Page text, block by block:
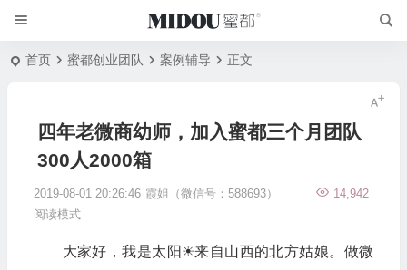
首页 蜜都创业团队 案例辅导 正文
四年老微商幼师，加入蜜都三个月团队
300人2000箱
2019-08-01 20:26:46 霞姐（微信号：588693）
14,942
阅读模式
大家好，我是太阳☀来自山西的北方姑娘。做微